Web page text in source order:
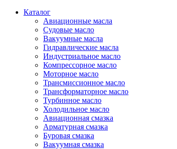
Каталог
Авиационные масла
Судовые масло
Вакуумные масла
Гидравлические масла
Индустриальное масло
Компрессорное масло
Моторное масло
Трансмиссионное масло
Трансформаторное масло
Турбинное масло
Холодильное масло
Авиационная смазка
Арматурная смазка
Буровая смазка
Вакуумная смазка